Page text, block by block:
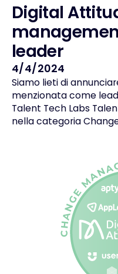
Digital Attitu
managemen
leader
4/4/2024
Siamo lieti di
menzionata come
Talent Tech Labs
nella categoria